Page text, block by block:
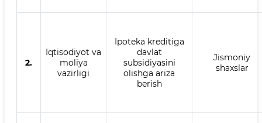
2.
Iqtisodiyot va
moliya
vazirligi
Ipoteka kreditiga
davlat
subsidiyasini
olishga ariza
berish
Jismoniy
shaxslar